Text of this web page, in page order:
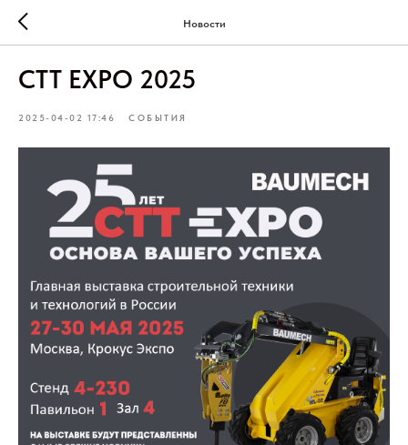
Новости
CTT EXPO 2025
2025-04-02 17:46 СОБЫТИЯ